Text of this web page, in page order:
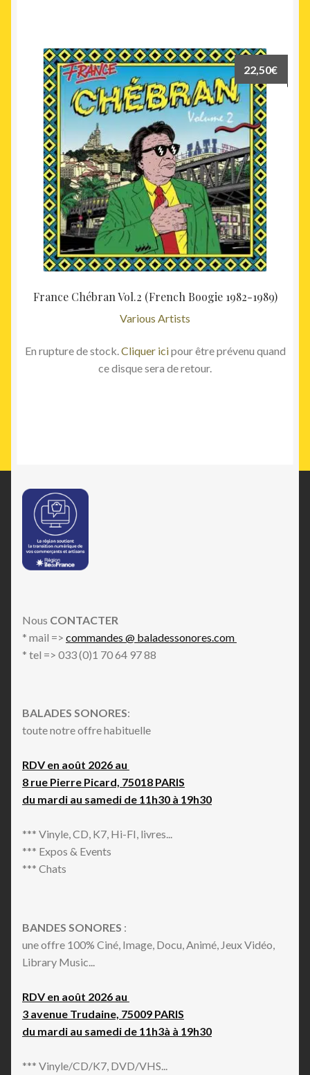
France Chébran Vol.2 (French Boogie 1982-1989)
Various Artists
22,50€
En rupture de stock.Cliquer icipour être prévenu quand
ce disque sera de retour.
Nous CONTACTER
* mail => commandes @ baladessonores.com
* tel => 033 (0)1 70 64 97 88
BALADES SONORES:
toute notre offre habituelle
RDV en août 2026 au
8 rue Pierre Picard, 75018 PARIS
du mardi au samedi de 11h30 à 19h30
*** Vinyle, CD, K7, Hi-FI, livres...
*** Expos & Events
*** Chats
BANDES SONORES :
une offre 100% Ciné, Image, Docu, Animé, Jeux Vidéo,
Library Music...
RDV en août 2026 au
3 avenue Trudaine, 75009 PARIS
du mardi au samedi de 11h3à à 19h30
*** Vinyle/CD/K7, DVD/VHS...